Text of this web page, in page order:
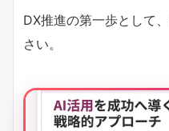
DX推進の第一歩として
さい。